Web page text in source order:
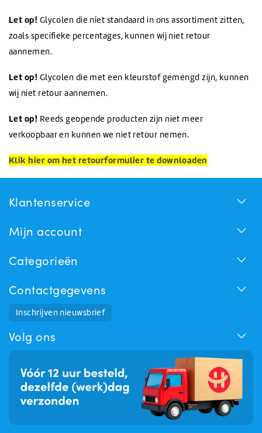
Let op! Glycolen die niet standaard in ons assortiment zitten,
zoals specifieke percentages, kunnen wij niet retour
aannemen.
Let op! Glycolen die met een kleurstof gemengd zijn, kunnen
wij niet retour aannemen.
Let op! Reeds geopende producten zijn niet meer
verkoopbaar en kunnen we niet retour nemen.
Klik hier om het retourformulier te downloaden
Klantenservice
Mijn account
Categorieën
Contactgegevens
Inschrijven nieuwsbrief
Volg ons